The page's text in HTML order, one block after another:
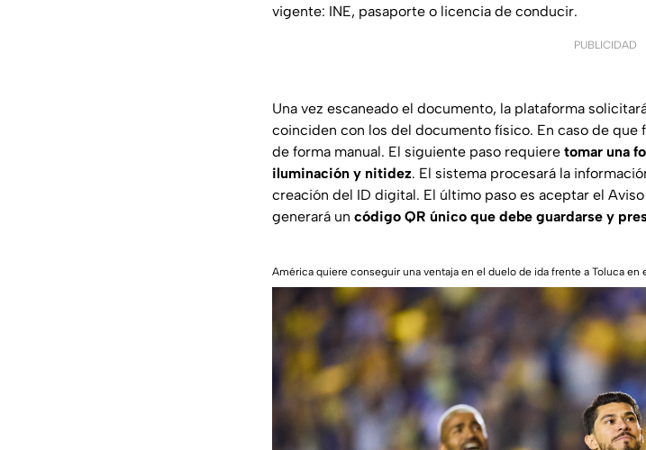
vigente: INE, pasaporte o licencia de conducir.
PUBLICIDAD
Una vez escaneado el documento, la plataforma
coinciden con los del documento físico. En caso de
de forma manual. El siguiente paso requiere tomar una
iluminación y nitidez. El sistema procesará la
creación del ID digital. El último paso es aceptar el
generará un código QR único que debe guardarse y
América quiere conseguir una ventaja en el duelo de ida frente a Toluca en